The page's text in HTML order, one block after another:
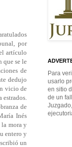
por
artículo
que se le
de
dedujo
vicio de
de
Inés
la mora y
entero y
un
Para
usarlo
en sitio
de un